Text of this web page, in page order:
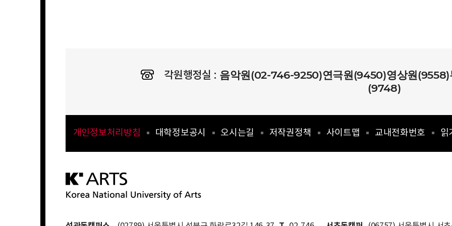
각원행정실 : 음악원(02-746-9250)연극원(9450)영상원
(9748)
개인정보처리방침 대학정보공시 오시는길 저작권정책 사이트맵 교내전화번호 읽